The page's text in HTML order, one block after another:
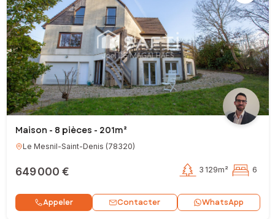
Maison - 8 pièces - 201m²
Le Mesnil-Saint-Denis (78320)
649 000 € 3 129m² 6
Appeler Contacter WhatsApp